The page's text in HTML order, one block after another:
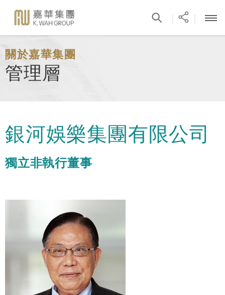
關於嘉華集團
管理層
銀河娛樂集團有限公司
獨立非執行董事